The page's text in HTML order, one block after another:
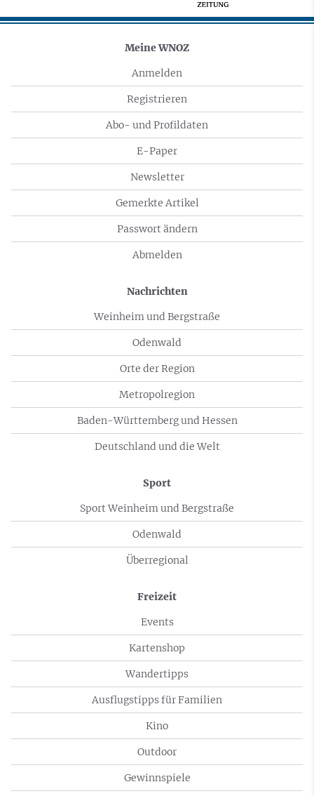
Meine WNOZ
Anmelden
Registrieren
Abo- und Profildaten
E-Paper
Newsletter
Gemerkte Artikel
Passwort ändern
Abmelden
Nachrichten
Weinheim und Bergstraße
Odenwald
Orte der Region
Metropolregion
Baden-Württemberg und Hessen
Deutschland und die Welt
Sport
Sport Weinheim und Bergstraße
Odenwald
Überregional
Freizeit
Events
Kartenshop
Wandertipps
Ausflugstipps für Familien
Kino
Outdoor
Gewinnspiele